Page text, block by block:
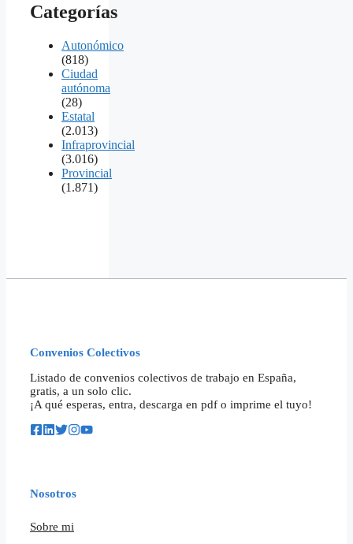
Categorías
Autonómico
(818)
Ciudad
autónoma
(28)
Estatal
(2.013)
Infraprovincial
(3.016)
Provincial
(1.871)
Convenios Colectivos
Listado de convenios colectivos de trabajo en España,
gratis, a un solo clic.
¡A qué esperas, entra, descarga en pdf o imprime el tuyo!
Nosotros
Sobre mi